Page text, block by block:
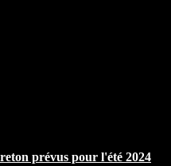
prévus pour l'été 2024